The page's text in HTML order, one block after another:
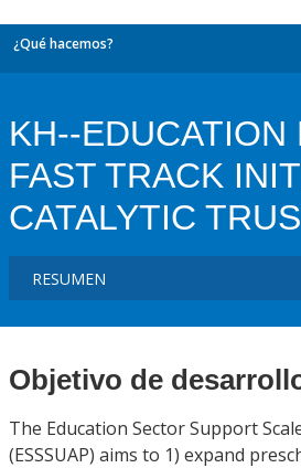
¿Qué hacemos?
KH--EDUCATION
FAST TRACK
CATALYTIC
Objetivo de
The Education Sector Support
(ESSSUAP) aims to 1) expand